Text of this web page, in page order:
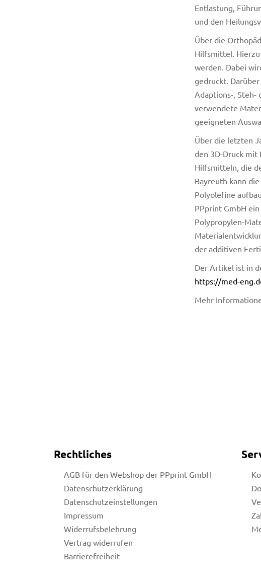
Entlastung,
und den
Über die
Hilfsmittel.
werden. Dabei
gedruckt.
Adaptions-, Steh-
verwendete
geeigneten
Über die letzten
den 3D-Druck
Hilfsmitteln, die
Bayreuth kann
Polyolefine
PPprint GmbH
Polypropylen-
der additiven
Der Artikel ist in
https://med-
Mehr
Rechtliches
AGB für den Webshop der PPprint GmbH
Datenschutzerklärung
Datenschutzeinstellungen
Impressum
Widerrufsbelehrung
Vertrag widerrufen
Barrierefreiheit